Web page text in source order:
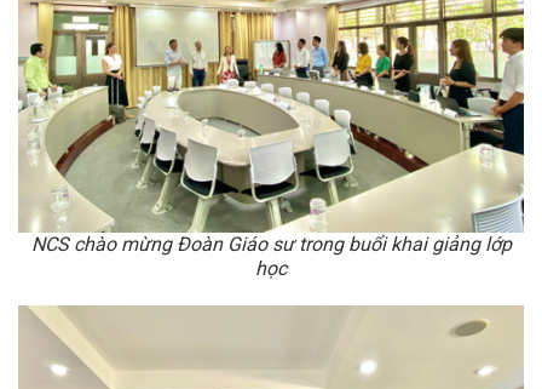
NCS chào mừng Đoàn Giáo sư trong buổi khai giảng lớp
học